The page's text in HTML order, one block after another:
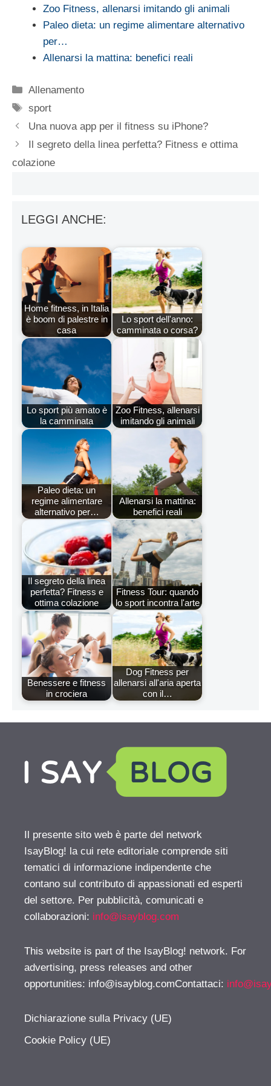
Zoo Fitness, allenarsi imitando gli animali
Paleo dieta: un regime alimentare alternativo
per…
Allenarsi la mattina: benefici reali
Categorie
Allenamento
Tag
sport
Una nuova app per il fitness su iPhone?
Il segreto della linea perfetta? Fitness e ottima
colazione
LEGGI ANCHE:
Home fitness, in Italia
è boom di palestre in
casa
Lo sport dell'anno:
camminata o corsa?
Lo sport più amato è
la camminata
Zoo Fitness, allenarsi
imitando gli animali
Paleo dieta: un
regime alimentare
alternativo per…
Allenarsi la mattina:
benefici reali
Il segreto della linea
perfetta? Fitness e
ottima colazione
Fitness Tour: quando
lo sport incontra l'arte
Benessere e fitness
in crociera
Dog Fitness per
allenarsi all'aria aperta
con il…
Il presente sito web è parte del network
IsayBlog! la cui rete editoriale comprende siti
tematici di informazione indipendente che
contano sul contributo di appassionati ed esperti
del settore. Per pubblicità, comunicati e
collaborazioni: info@isayblog.com
This website is part of the IsayBlog! network. For
advertising, press releases and other
opportunities: info@isayblog.comContattaci:
Dichiarazione sulla Privacy (UE)
Cookie Policy (UE)